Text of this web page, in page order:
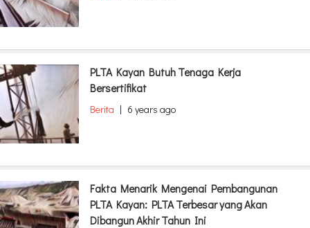
PLTA Kayan Butuh Tenaga Kerja
Bersertifikat
Berita | 6 years ago
Fakta Menarik Mengenai Pembangunan
PLTA Kayan: PLTA Terbesar yang Akan
Dibangun Akhir Tahun Ini